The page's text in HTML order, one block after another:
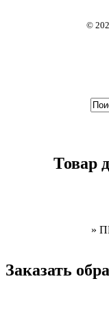
©
Товар
»
Заказать